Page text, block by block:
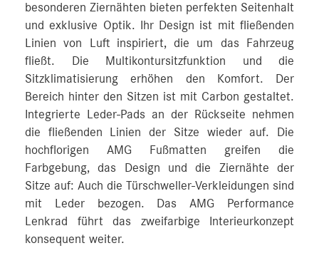
besonderen Ziernähten bieten perfekten Seitenhalt
und exklusive Optik. Ihr Design ist mit fließenden
Linien von Luft inspiriert, die um das Fahrzeug
fließt. Die Multikontursitzfunktion und die
Sitzklimatisierung erhöhen den Komfort. Der
Bereich hinter den Sitzen ist mit Carbon gestaltet.
Integrierte Leder-Pads an der Rückseite nehmen
die fließenden Linien der Sitze wieder auf. Die
hochflorigen AMG Fußmatten greifen die
Farbgebung, das Design und die Ziernähte der
Sitze auf: Auch die Türschweller-Verkleidungen sind
mit Leder bezogen. Das AMG Performance
Lenkrad führt das zweifarbige Interieurkonzept
konsequent weiter.